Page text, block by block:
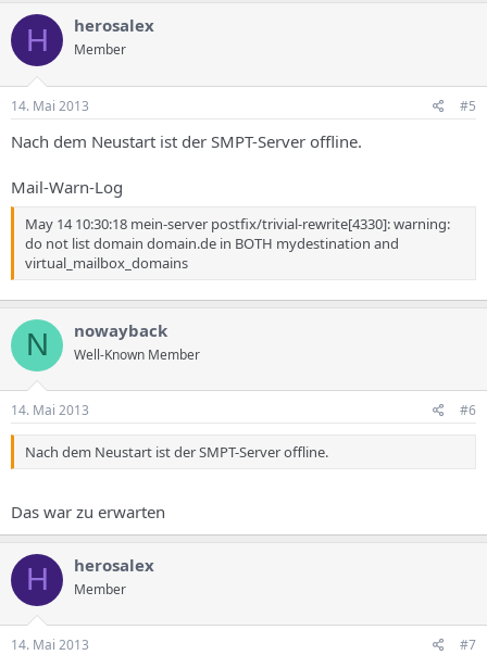
H herosalex
Member
14. Mai 2013 #5
Nach dem Neustart ist der SMPT-Server offline.
Mail-Warn-Log
May 14 10:30:18 mein-server postfix/trivial-rewrite[4330]: warning:
do not list domain domain.de in BOTH mydestination and
virtual_mailbox_domains
N nowayback
Well-Known Member
14. Mai 2013 #6
Nach dem Neustart ist der SMPT-Server offline.
Das war zu erwarten
H herosalex
Member
14. Mai 2013 #7